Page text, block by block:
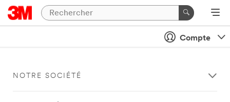
Compte
NOTRE SOCIÉTÉ